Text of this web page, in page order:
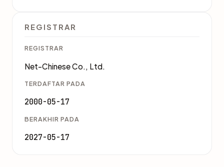
REGISTRAR
REGISTRAR
Net-Chinese Co., Ltd.
TERDAFTAR PADA
2000-05-17
BERAKHIR PADA
2027-05-17